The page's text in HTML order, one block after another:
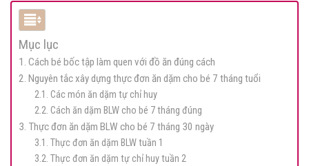
Mục lục
1. Cách bé bốc tập làm quen với đồ ăn đúng cách
2. Nguyên tắc xây dựng thực đơn ăn dặm cho bé 7 tháng tuổi
2.1. Các món ăn dặm tự chỉ huy
2.2. Cách ăn dặm BLW cho bé 7 tháng đúng
3. Thực đơn ăn dặm BLW cho bé 7 tháng 30 ngày
3.1. Thực đơn ăn dặm BLW tuần 1
3.2. Thực đơn ăn dặm tự chỉ huy tuần 2